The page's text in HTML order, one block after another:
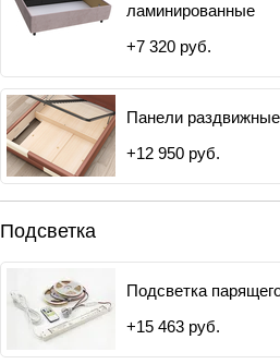
ламинированные
+7 320 руб.
Панели
+12 950 руб.
Подсветка
Подсветка
+15 463 руб.